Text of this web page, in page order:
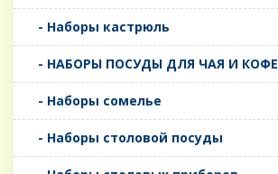
- Наборы кастрюль
- НАБОРЫ ПОСУДЫ ДЛЯ ЧАЯ И КОФЕ
- Наборы сомелье
- Наборы столовой посуды